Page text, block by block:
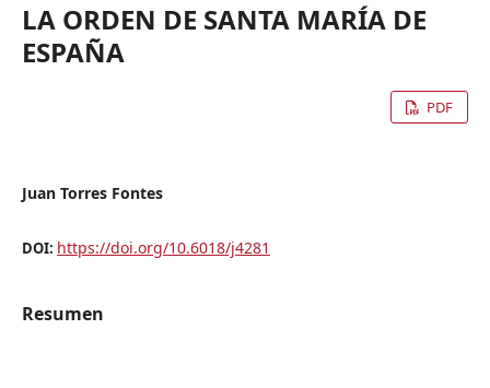
LA ORDEN DE SANTA MARÍA DE
ESPAÑA
PDF
Juan Torres Fontes
DOI: https://doi.org/10.6018/j4281
Resumen